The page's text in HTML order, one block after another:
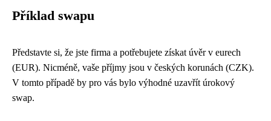
Příklad swapu
Představte si, že jste firma a potřebujete získat úvěr v eurech
(EUR). Nicméně, vaše příjmy jsou v českých korunách (CZK).
V tomto případě by pro vás bylo výhodné uzavřít úrokový
swap.